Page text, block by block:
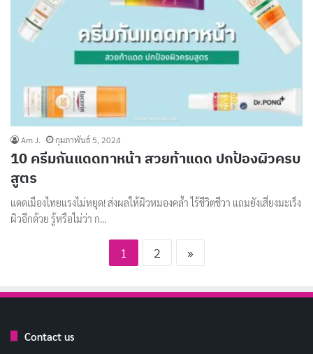
Am J. กุมภาพันธ์ 5, 2024
10 ครีมกันแดดทาหน้า สวยท้าแดด ปกป้องผิวครบ
สูตร
แดดเมืองไทยแรงไม่หยุด! ส่งผลให้ผิวหมองคล้ำ ไร้ชีวิตชีวา แถมยังเสี่ยงมะเร็ง
ผิวอีกด้วย รู้หรือไม่ว่า ก…
1 2 »
Contact us